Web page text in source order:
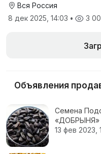
Вся Россия
8 дек 2025, 14:03 • 3
Объявления
Семена
«ДОБРЫНЯ»
13 фев 2023,